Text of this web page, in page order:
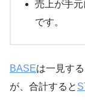
売上が手
です。
BASEは一見す
が、合計すると